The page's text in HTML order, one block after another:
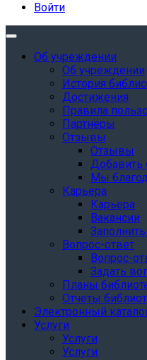
Войти
Об учреждении
Об учреждении
История
Достижения
Правила
Партнёры
Отзывы
Отзывы
Добавить
Мы
Карьера
Карьера
Вакансии
Вопрос-ответ
Вопрос-
Задать
Планы
Отчеты
Электронный
Услуги
Услуги
Услуги